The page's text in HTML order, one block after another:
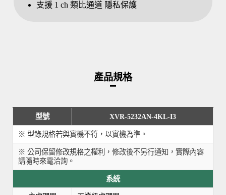
支援 1 ch 類比通道 隱私保護
產品規格
型號 XVR-5232AN-4KL-I3
※ 型錄規格若與實機不符，以實機為準。
※ 公司保留修改規格之權利，修改後不另行通知，實際內容
請隨時來電洽詢。
系統